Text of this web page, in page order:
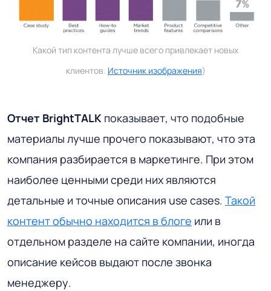
Какой тип контента лучше всего привлекает новых
клиентов. Источник изображения)
Отчет BrightTALK показывает, что подобные
материалы лучше прочего показывают, что эта
компания разбирается в маркетинге. При этом
наиболее ценными среди них являются
детальные и точные описания use cases. Такой
контент обычно находится в блоге или в
отдельном разделе на сайте компании, иногда
описание кейсов выдают после звонка
менеджеру.